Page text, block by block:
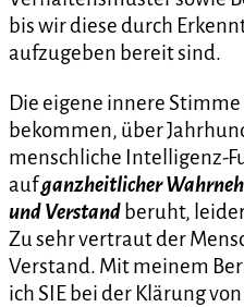
bis wir diese durch
aufzugeben bereit sind.
Die eigene innere
bekommen, über
menschliche Intelligenz-
aufganzheitlicher
und Verstand beruht,
Zu sehr vertraut der
Verstand. Mit meinem
ich SIE bei der Klärung